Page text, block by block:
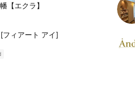
【エクラ】
ィアート アイ]